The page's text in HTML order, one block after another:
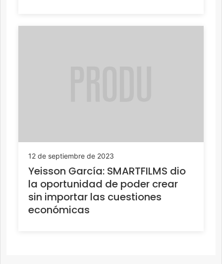
12 de septiembre de 2023
Yeisson García: SMARTFILMS dio
la oportunidad de poder crear
sin importar las cuestiones
económicas